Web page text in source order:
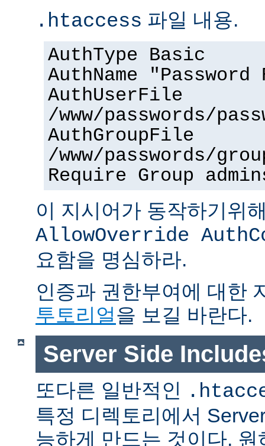
.htaccess 파일 내용.
AuthType Basic
AuthName
AuthUserFile
/www/passwords/
AuthGroupFile
/www/passwords/
Require Group
이 지시어가 동작하기위
AllowOverride
요함을 명심하라.
인증과 권한부여에 대한
투토리얼을 보길 바란다.
Server Side
또다른 일반적인
특정 디렉토리에서
능하게 만드는 것이다.